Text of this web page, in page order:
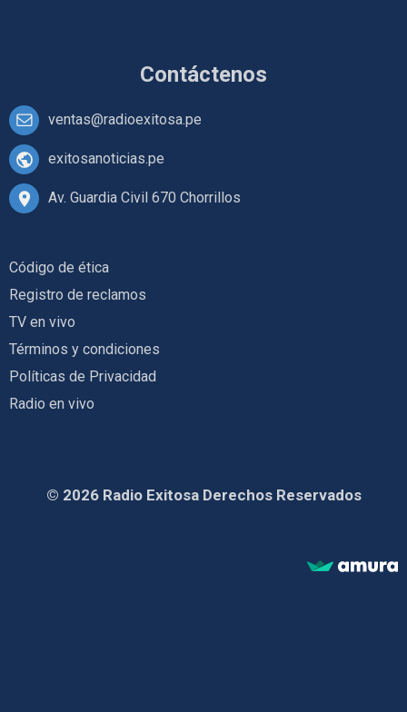
Contáctenos
ventas@radioexitosa.pe
exitosanoticias.pe
Av. Guardia Civil 670 Chorrillos
Código de ética
Registro de reclamos
TV en vivo
Términos y condiciones
Políticas de Privacidad
Radio en vivo
© 2026 Radio Exitosa Derechos Reservados